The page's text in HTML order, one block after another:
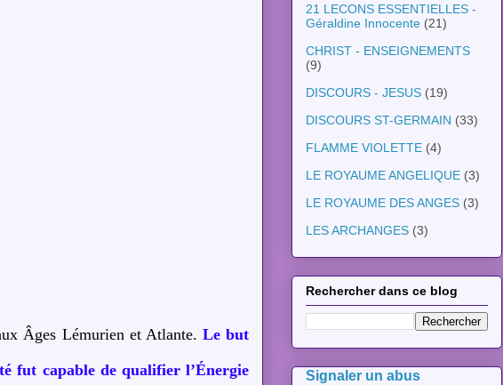
Âges Lémurien et Atlante. Le but
fut capable de qualifier l’Énergie
21 LECONS ESSENTIELLES -
Géraldine Innocente (21)
CHRIST - ENSEIGNEMENTS
(9)
DISCOURS - JESUS (19)
DISCOURS ST-GERMAIN (33)
FLAMME VIOLETTE (4)
LE ROYAUME ANGELIQUE (3)
LE ROYAUME DES ANGES (3)
LES ARCHANGES (3)
Rechercher dans ce blog
Signaler un abus